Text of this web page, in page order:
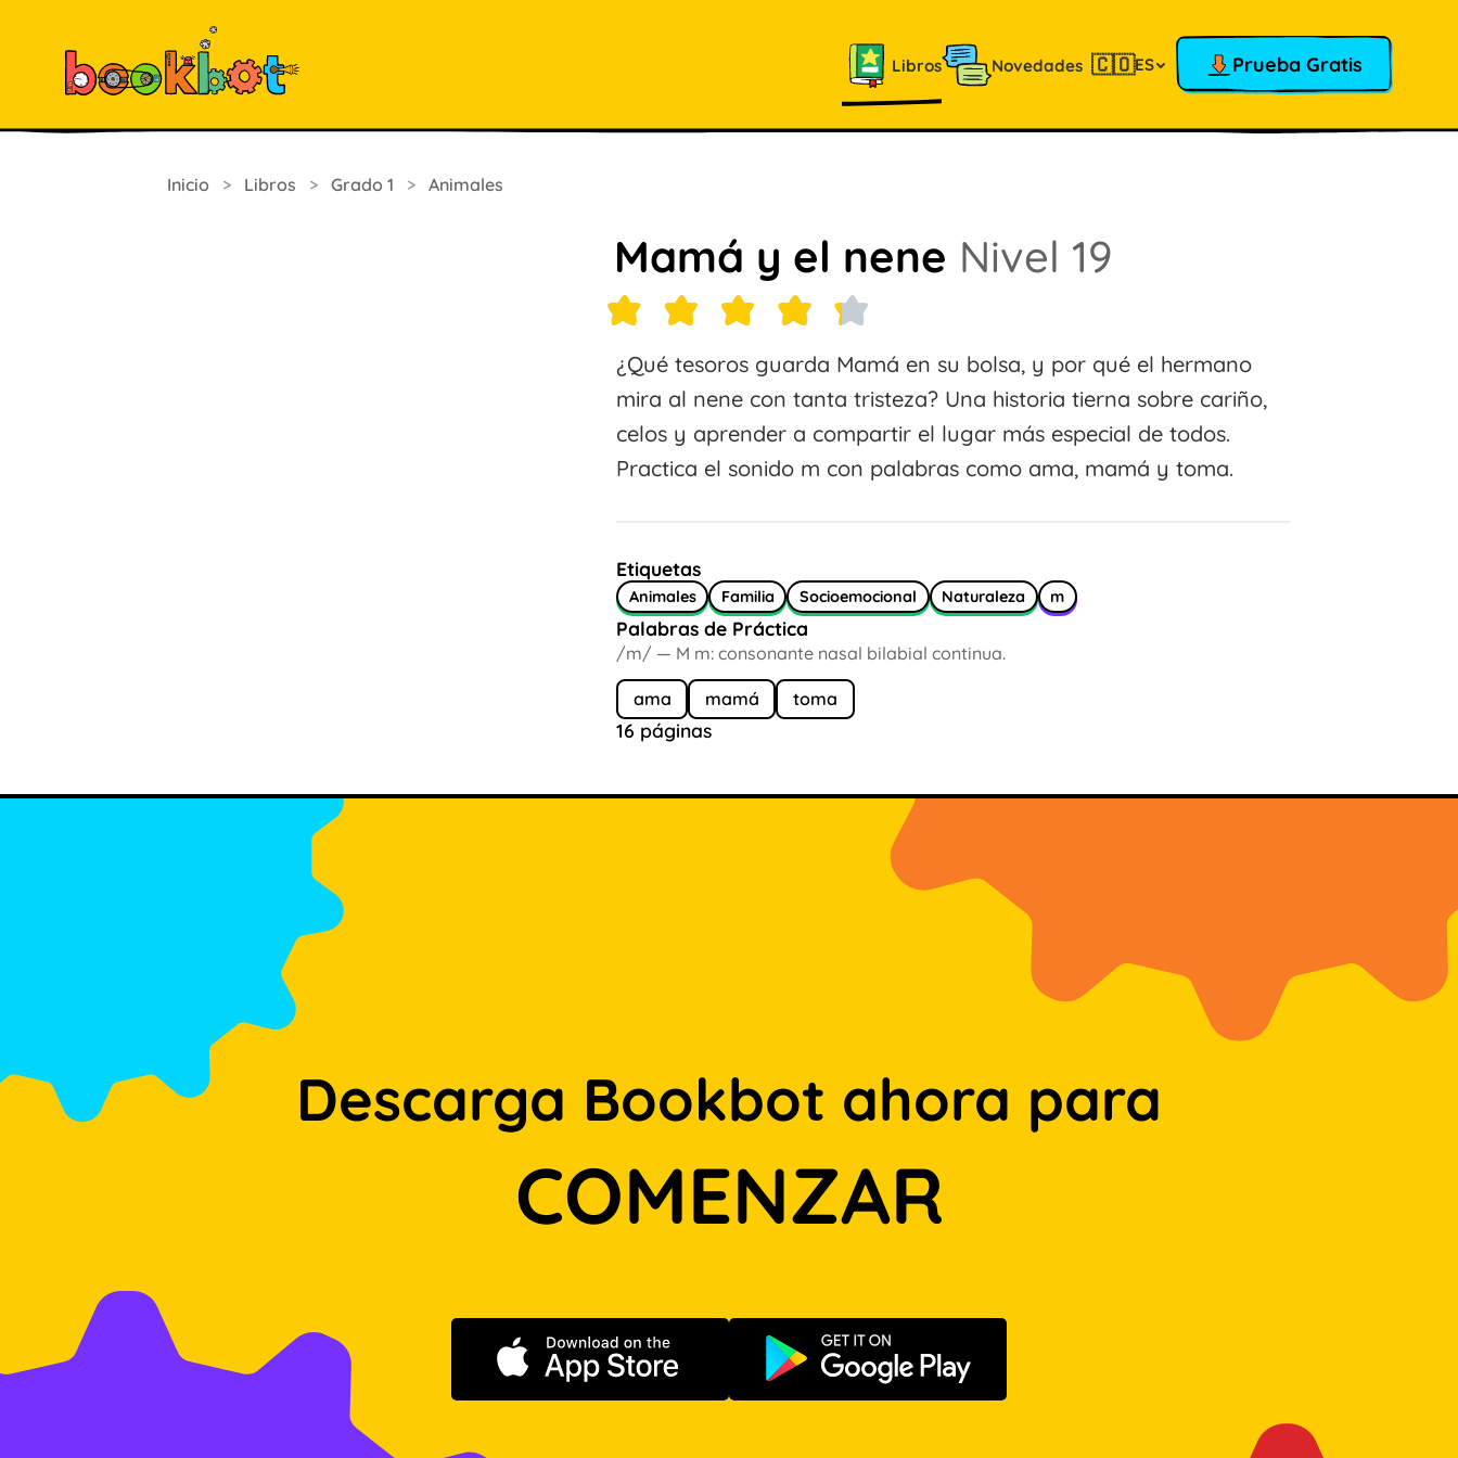
Libros Novedades 🇨🇴ES Prueba Gratis
Inicio > Libros > Grado 1 > Animales
Mamá y el nene Nivel 19
¿Qué tesoros guarda Mamá en su bolsa, y por qué el hermano
mira al nene con tanta tristeza? Una historia tierna sobre cariño,
celos y aprender a compartir el lugar más especial de todos.
Practica el sonido m con palabras como ama, mamá y toma.
Etiquetas
Animales Familia Socioemocional Naturaleza m
Palabras de Práctica
/m/ — M m: consonante nasal bilabial continua.
ama mamá toma
16 páginas
Descarga Bookbot ahora para
COMENZAR
Descargar en App Store Disponible en Google Play